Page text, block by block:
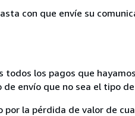
con que envíe su
los pagos que
envío que no sea el tipo
por la pérdida de valor de